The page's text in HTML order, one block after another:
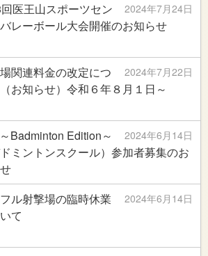
2024年7月24日
医王山スポーツセン
レーボール大会開催のお知らせ
2024年7月22日
関連料金の改定につ
お知らせ）令和６年８月１日～
2024年6月14日
Badminton Edition～
ドミントンスクール）参加者募集のお
2024年6月14日
ル射撃場の臨時休業
て